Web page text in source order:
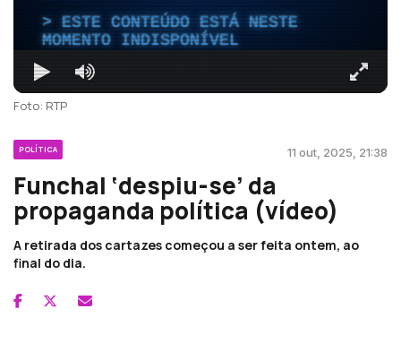
ESTE CONTEÚDO ESTÁ NESTE
MOMENTO INDISPONÍVEL
Foto: RTP
POLÍTICA 11 out, 2025, 21:38
Funchal ‘despiu-se’ da
propaganda política (vídeo)
A retirada dos cartazes começou a ser feita ontem, ao
final do dia.